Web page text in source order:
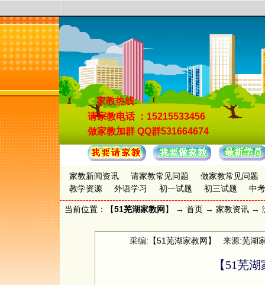
家教热线:
请家教电话 ：15215533456
做家教加群 QQ群531664674
家教新闻资讯 请家教常见问题
做家教常见问题
教学资源
外语学习 初一试题 初三试题 中
当前位置：【51芜湖家教网 】 → 首页 → 家教资讯 →
采编: 【51芜湖家教网】 来源:芜湖
【51芜